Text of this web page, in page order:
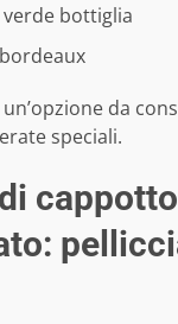
bottiglia
da
speciali.
cappotto